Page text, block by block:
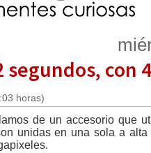
con
horas)
de un accesorio que
unidas en una sola a